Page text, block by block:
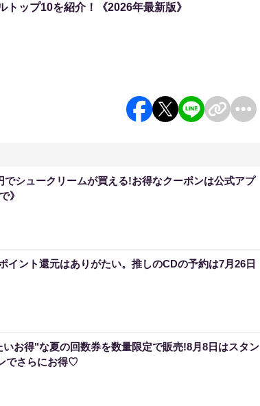
トップ10を紹介！《2026年最新版》
でシュークリームが買える!お得なクーポンは公式アプ
》
イント還元はありがたい。推しのCDの予約は7月26日
いお得"な夏の回数券を数量限定で販売!8月8日はスタン
でさらにお得♡